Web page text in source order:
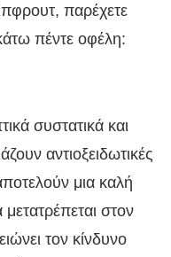
παρέχετε
πέντε οφέλη:
συστατικά και
αντιοξειδωτικές
μια καλή
στον
τον κίνδυνο